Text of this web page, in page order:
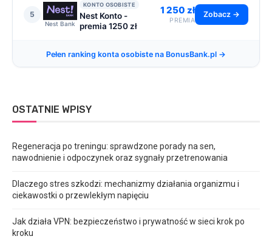
5
Nest Bank
KONTO OSOBISTE
Nest Konto -
premia 1250 zł
1 250 zł
PREMIA
Zobacz →
Pełen ranking konta osobiste na BonusBank.pl →
OSTATNIE WPISY
Regeneracja po treningu: sprawdzone porady na sen,
nawodnienie i odpoczynek oraz sygnały przetrenowania
Dlaczego stres szkodzi: mechanizmy działania organizmu i
ciekawostki o przewlekłym napięciu
Jak działa VPN: bezpieczeństwo i prywatność w sieci krok po
kroku